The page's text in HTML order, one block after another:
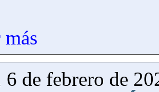
6 de febrero de